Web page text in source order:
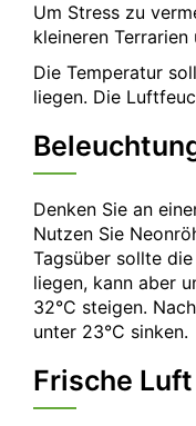
Um Stress zu
kleineren
Die Temperatur
liegen. Die
Denken Sie an
Nutzen Sie
Tagsüber sollte
liegen, kann aber
32°C steigen.
unter 23°C sinken.
Frische Luft